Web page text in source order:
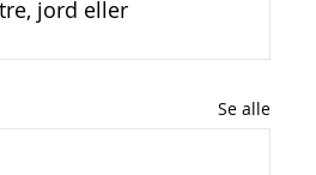
jord eller
Se alle